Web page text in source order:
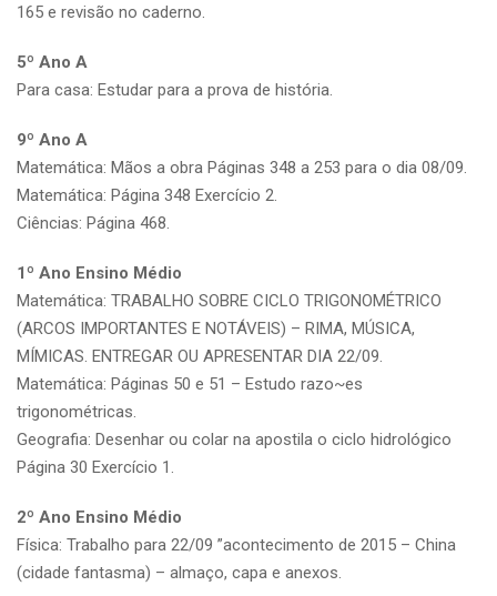
165 e revisão no caderno.
5º Ano A
Para casa: Estudar para a prova de história.
9º Ano A
Matemática: Mãos a obra Páginas 348 a 253 para o dia 08/09.
Matemática: Página 348 Exercício 2.
Ciências: Página 468.
1º Ano Ensino Médio
Matemática: TRABALHO SOBRE CICLO TRIGONOMÉTRICO
(ARCOS IMPORTANTES E NOTÁVEIS) – RIMA, MÚSICA,
MÍMICAS. ENTREGAR OU APRESENTAR DIA 22/09.
Matemática: Páginas 50 e 51 – Estudo razo~es
trigonométricas.
Geografia: Desenhar ou colar na apostila o ciclo hidrológico
Página 30 Exercício 1.
2º Ano Ensino Médio
Física: Trabalho para 22/09 ”acontecimento de 2015 – China
(cidade fantasma) – almaço, capa e anexos.